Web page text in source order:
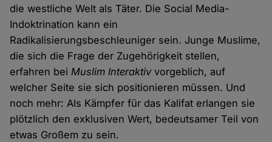
die westliche Welt als Täter. Die Social Media-
Indoktrination kann ein
Radikalisierungsbeschleuniger sein. Junge Muslime,
die sich die Frage der Zugehörigkeit stellen,
erfahren beiMuslim Interaktivvorgeblich, auf
welcher Seite sie sich positionieren müssen. Und
noch mehr: Als Kämpfer für das Kalifat erlangen sie
plötzlich den exklusiven Wert, bedeutsamer Teil von
etwas Großem zu sein.